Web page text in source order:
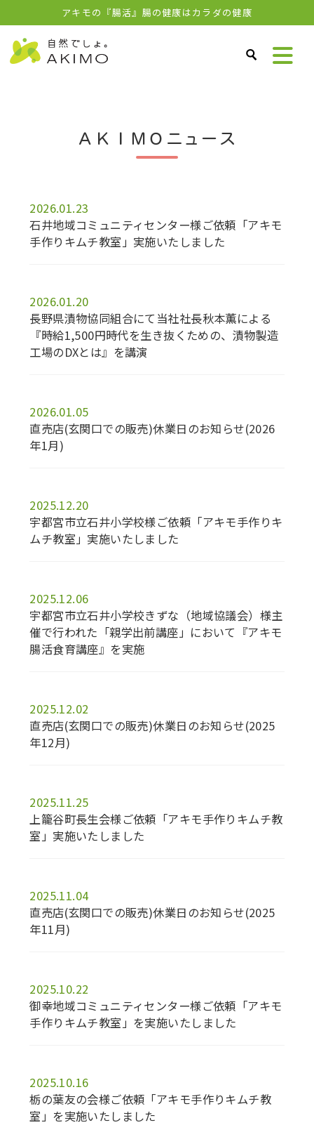
アキモの『腸活』腸の健康はカラダの健康
ＡＫＩＭＯニュース
2026.01.23
石井地域コミュニティセンター様ご依頼「アキモ
手作りキムチ教室」実施いたしました
2026.01.20
長野県漬物協同組合にて当社社長秋本薫による
『時給1,500円時代を生き抜くための、漬物製造
工場のDXとは』を講演
2026.01.05
直売店(玄関口での販売)休業日のお知らせ(2026
年1月)
2025.12.20
宇都宮市立石井小学校様ご依頼「アキモ手作りキ
ムチ教室」実施いたしました
2025.12.06
宇都宮市立石井小学校きずな（地域協議会）様主
催で行われた「親学出前講座」において『アキモ
腸活食育講座』を実施
2025.12.02
直売店(玄関口での販売)休業日のお知らせ(2025
年12月)
2025.11.25
上籠谷町長生会様ご依頼「アキモ手作りキムチ教
室」実施いたしました
2025.11.04
直売店(玄関口での販売)休業日のお知らせ(2025
年11月)
2025.10.22
御幸地域コミュニティセンター様ご依頼「アキモ
手作りキムチ教室」を実施いたしました
2025.10.16
栃の葉友の会様ご依頼「アキモ手作りキムチ教
室」を実施いたしました